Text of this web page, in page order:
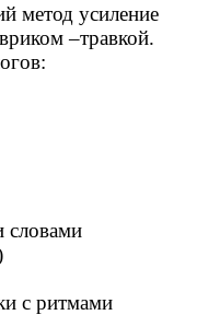
метод усиление
–травкой.
словами
с ритмами